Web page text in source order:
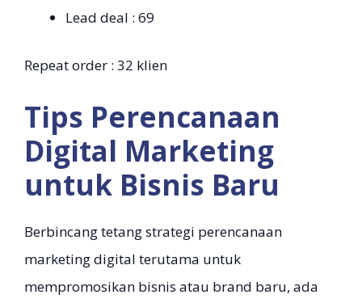
Lead deal : 69
Repeat order : 32 klien
Tips Perencanaan
Digital Marketing
untuk Bisnis Baru
Berbincang tetang strategi perencanaan
marketing digital terutama untuk
mempromosikan bisnis atau brand baru, ada